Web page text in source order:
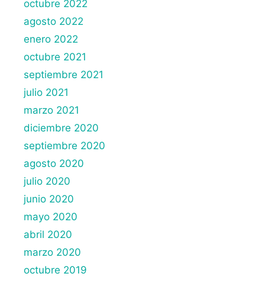
octubre 2022
agosto 2022
enero 2022
octubre 2021
septiembre 2021
julio 2021
marzo 2021
diciembre 2020
septiembre 2020
agosto 2020
julio 2020
junio 2020
mayo 2020
abril 2020
marzo 2020
octubre 2019